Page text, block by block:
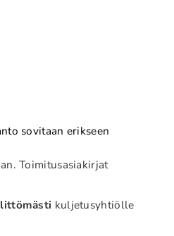
sovitaan erikseen
Toimitusasiakirjat
kuljetusyhtiölle